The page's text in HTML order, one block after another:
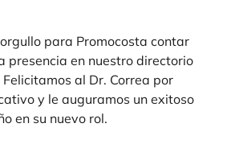
para Promocosta contar
presencia en nuestro directorio
al Dr. Correa por
y le auguramos un exitoso
en su nuevo rol.